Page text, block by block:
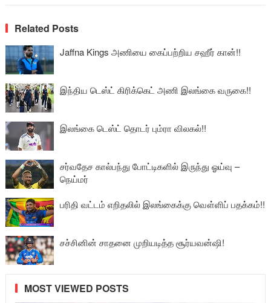
Related Posts
Jaffna Kings அணியை கைப்பற்றிய சஹீர் கான்!!
இந்திய டெஸ்ட் கிரிக்கெட் அணி இலங்கை வருகை!!
இலங்கை டெஸ்ட் தொடர் பும்ரா விலகல்!!
சர்வதேச கால்பந்து போட்டிகளில் இருந்து ஓய்வு –
நெய்மர்
பரிதி வட்டம் எறிதலில் இலங்கைக்கு வௌ்ளிப் பதக்கம்!!
சச்சினின் சாதனை முறியடித்த சூர்யவன்ஷி!
MOST VIEWED POSTS